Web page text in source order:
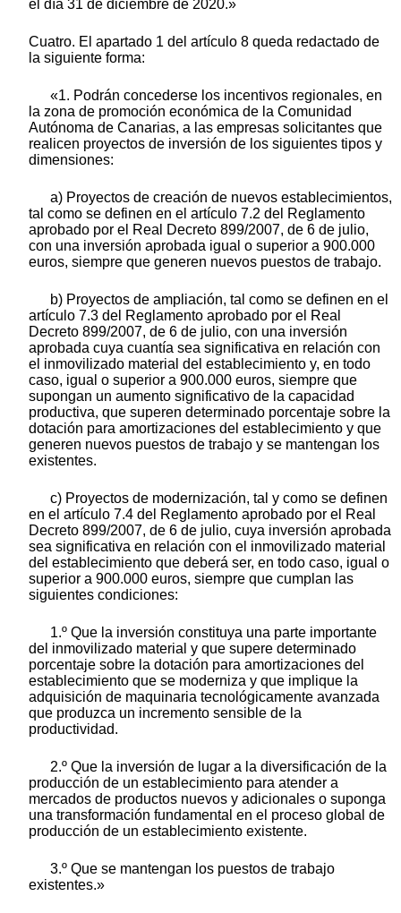
el día 31 de diciembre de 2020.»
Cuatro. El apartado 1 del artículo 8 queda redactado de
la siguiente forma:
«1. Podrán concederse los incentivos regionales, en
la zona de promoción económica de la Comunidad
Autónoma de Canarias, a las empresas solicitantes que
realicen proyectos de inversión de los siguientes tipos y
dimensiones:
a) Proyectos de creación de nuevos establecimientos,
tal como se definen en el artículo 7.2 del Reglamento
aprobado por el Real Decreto 899/2007, de 6 de julio,
con una inversión aprobada igual o superior a 900.000
euros, siempre que generen nuevos puestos de trabajo.
b) Proyectos de ampliación, tal como se definen en el
artículo 7.3 del Reglamento aprobado por el Real
Decreto 899/2007, de 6 de julio, con una inversión
aprobada cuya cuantía sea significativa en relación con
el inmovilizado material del establecimiento y, en todo
caso, igual o superior a 900.000 euros, siempre que
supongan un aumento significativo de la capacidad
productiva, que superen determinado porcentaje sobre la
dotación para amortizaciones del establecimiento y que
generen nuevos puestos de trabajo y se mantengan los
existentes.
c) Proyectos de modernización, tal y como se definen
en el artículo 7.4 del Reglamento aprobado por el Real
Decreto 899/2007, de 6 de julio, cuya inversión aprobada
sea significativa en relación con el inmovilizado material
del establecimiento que deberá ser, en todo caso, igual o
superior a 900.000 euros, siempre que cumplan las
siguientes condiciones:
1.º Que la inversión constituya una parte importante
del inmovilizado material y que supere determinado
porcentaje sobre la dotación para amortizaciones del
establecimiento que se moderniza y que implique la
adquisición de maquinaria tecnológicamente avanzada
que produzca un incremento sensible de la
productividad.
2.º Que la inversión de lugar a la diversificación de la
producción de un establecimiento para atender a
mercados de productos nuevos y adicionales o suponga
una transformación fundamental en el proceso global de
producción de un establecimiento existente.
3.º Que se mantengan los puestos de trabajo
existentes.»